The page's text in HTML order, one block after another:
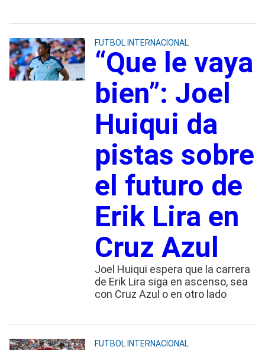
FUTBOL INTERNACIONAL
“Que le vaya
bien”: Joel
Huiqui da
pistas sobre
el futuro de
Erik Lira en
Cruz Azul
Joel Huiqui espera que la carrera
de Erik Lira siga en ascenso, sea
con Cruz Azul o en otro lado
FUTBOL INTERNACIONAL